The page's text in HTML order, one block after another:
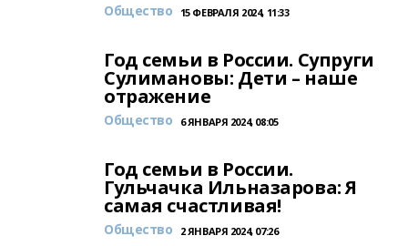
Общество 15 ФЕВРАЛЯ 2024, 11:33
Год семьи в России. Супруги
Сулимановы: Дети – наше
отражение
Общество 6 ЯНВАРЯ 2024, 08:05
Год семьи в России.
Гульчачка Ильназарова: Я
самая счастливая!
Общество 2 ЯНВАРЯ 2024, 07:26